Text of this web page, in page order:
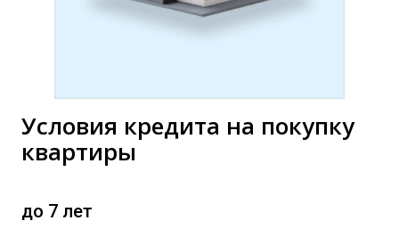
Условия кредита на покупку
квартиры
до 7 лет